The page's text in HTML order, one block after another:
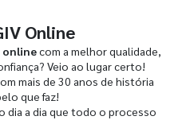
Online
onlinecom a melhor qualidade,
Veio ao lugar certo!
mais de 30 anos de história
que faz!
dia a dia que todo o processo